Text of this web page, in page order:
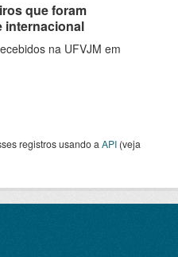
que foram
internacional
na UFVJM em
registros usando a API (veja